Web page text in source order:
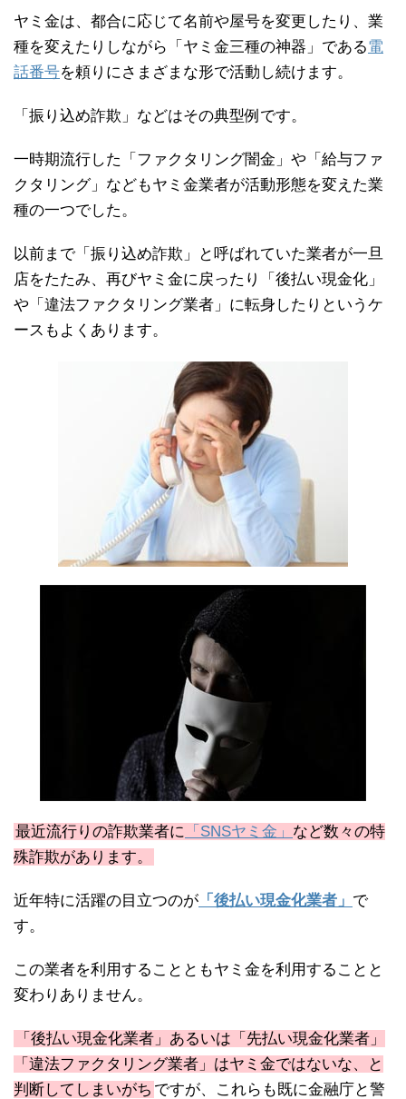
ヤミ金は、都合に応じて名前や屋号を変更したり、業
種を変えたりしながら「ヤミ金三種の神器」である電
話番号を頼りにさまざまな形で活動し続けます。
「振り込め詐欺」などはその典型例です。
一時期流行した「ファクタリング闇金」や「給与ファ
クタリング」などもヤミ金業者が活動形態を変えた業
種の一つでした。
以前まで「振り込め詐欺」と呼ばれていた業者が一旦
店をたたみ、再びヤミ金に戻ったり「後払い現金化」
や「違法ファクタリング業者」に転身したりというケ
ースもよくあります。
最近流行りの詐欺業者に 「SNSヤミ金」 など数々の特
殊詐欺があります。
近年特に活躍の目立つのが 「後払い現金化業者」 で
す。
この業者を利用することともヤミ金を利用することと
変わりありません。
「後払い現金化業者」あるいは「先払い現金化業者」
「違法ファクタリング業者」はヤミ金ではないな、と
判断してしまいがち ですが、これらも既に金融庁と警